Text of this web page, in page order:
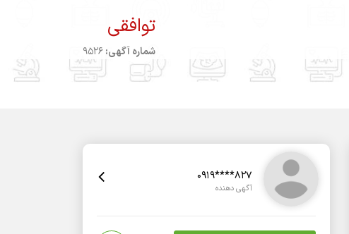
توافقی
شماره آگهی:9526
0919****827
آگهی دهنده